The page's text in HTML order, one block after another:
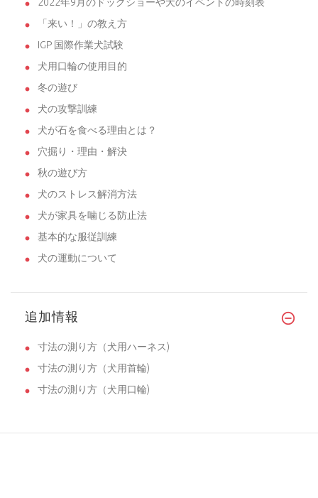
「来い！」の教え方
IGP 国際作業犬試験
犬用口輪の使用目的
冬の遊び
犬の攻撃訓練
犬が石を食べる理由とは？
穴掘り・理由・解決
秋の遊び方
犬のストレス解消方法
犬が家具を噛じる防止法
基本的な服従訓練
犬の運動について
追加情報
寸法の測り方（犬用ハーネス)
寸法の測り方（犬用首輪)
寸法の測り方（犬用口輪)